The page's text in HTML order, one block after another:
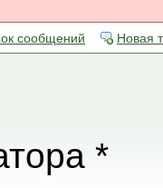
сообщений Новая
*